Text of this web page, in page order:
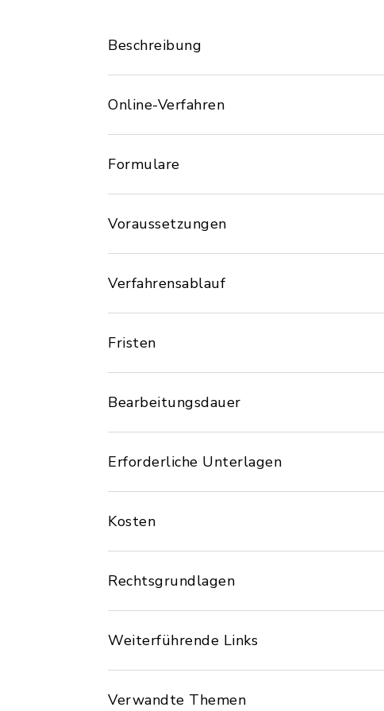
Beschreibung
Online-Verfahren
Formulare
Voraussetzungen
Verfahrensablauf
Fristen
Bearbeitungsdauer
Erforderliche Unterlagen
Kosten
Rechtsgrundlagen
Weiterführende Links
Verwandte Themen